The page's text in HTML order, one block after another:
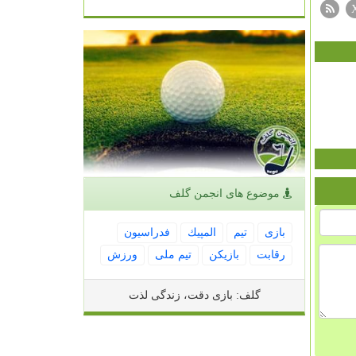
موضوع های انجمن گلف
بازی تیم المپیك
فدراسیون
رقابت
بازیكن تیم ملی ورزش
گلف: بازی دقت، زندگی لذت